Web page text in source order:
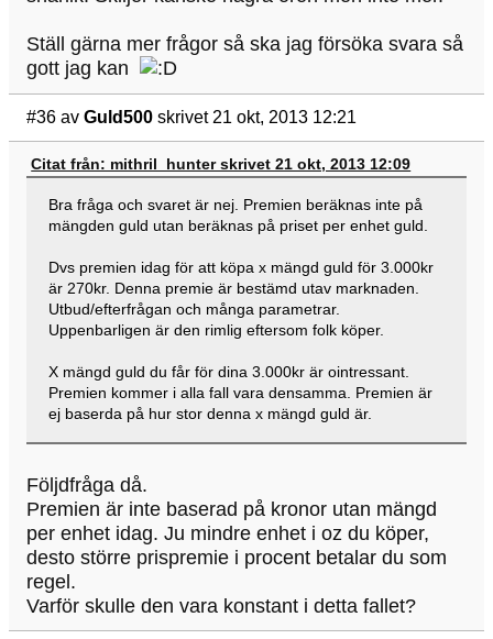
Ställ gärna mer frågor så ska jag försöka svara så
gott jag kan
#36 av Guld500 skrivet 21 okt, 2013 12:21
Citat från: mithril_hunter skrivet 21 okt, 2013 12:09
Bra fråga och svaret är nej. Premien beräknas inte på
mängden guld utan beräknas på priset per enhet guld.
Dvs premien idag för att köpa x mängd guld för 3.000kr
är 270kr. Denna premie är bestämd utav marknaden.
Utbud/efterfrågan och många parametrar.
Uppenbarligen är den rimlig eftersom folk köper.
X mängd guld du får för dina 3.000kr är ointressant.
Premien kommer i alla fall vara densamma. Premien är
ej baserda på hur stor denna x mängd guld är.
Följdfråga då.
Premien är inte baserad på kronor utan mängd
per enhet idag. Ju mindre enhet i oz du köper,
desto större prispremie i procent betalar du som
regel.
Varför skulle den vara konstant i detta fallet?